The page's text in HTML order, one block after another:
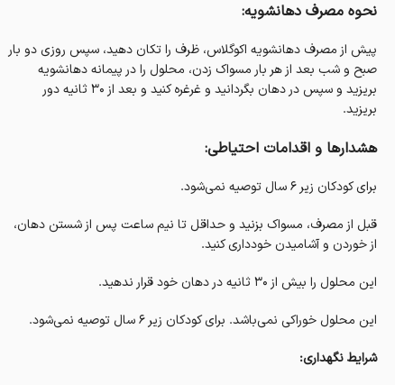
نحوه مصرف دهانشویه:
پیش از مصرف دهانشویه اکوگلاس، ظرف را تکان دهید، سپس روزی دو بار
صبح و شب بعد از هر بار مسواک زدن، محلول را در پیمانه دهانشویه
بریزید و سپس در دهان بگردانید و غرغره کنید و بعد از ۳۰ ثانیه دور
بریزید.
هشدارها و اقدامات احتیاطی:
برای کودکان زیر ۶ سال توصیه نمی‌شود.
قبل از مصرف، مسواک بزنید و حداقل تا نیم ساعت پس از شستن دهان،
از خوردن و آشامیدن خودداری کنید.
این محلول را بیش از 30 ثانیه در دهان خود قرار ندهید.
این محلول خوراکی نمی‌باشد. برای کودکان زیر ۶ سال توصیه نمی‌شود.
شرایط نگهداری: